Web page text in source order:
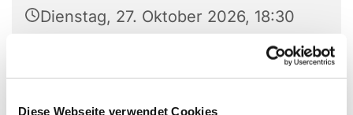
Diese Webseite verwendet Cookies
Dienstag, 27. Oktober 2026, 18:30
Gemeindezentrum Alte Kirche, Alter
Markt 5, Alter Markt 5, 44866